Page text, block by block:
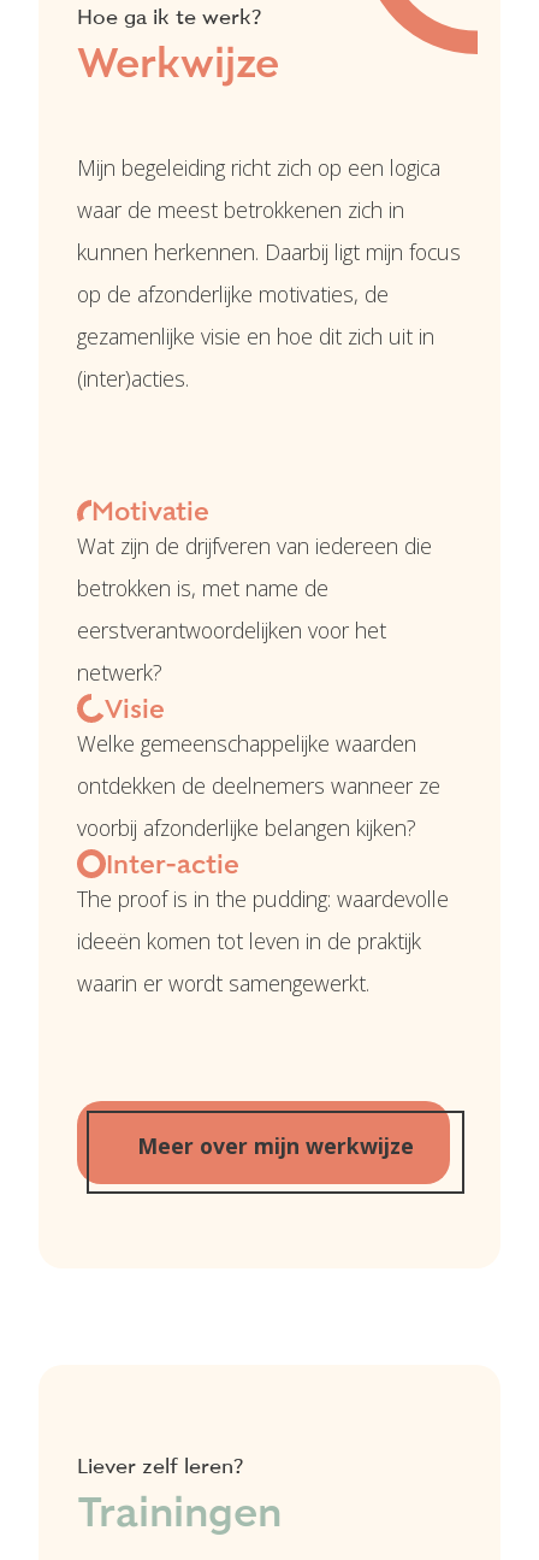
Hoe ga ik te werk?
Werkwijze
Mijn begeleiding richt zich op een logica
waar de meest betrokkenen zich in
kunnen herkennen. Daarbij ligt mijn focus
op de afzonderlijke motivaties, de
gezamenlijke visie en hoe dit zich uit in
(inter)acties.
Motivatie
Wat zijn de drijfveren van iedereen die
betrokken is, met name de
eerstverantwoordelijken voor het
netwerk?
Visie
Welke gemeenschappelijke waarden
ontdekken de deelnemers wanneer ze
voorbij afzonderlijke belangen kijken?
Inter-actie
The proof is in the pudding: waardevolle
ideeën komen tot leven in de praktijk
waarin er wordt samengewerkt.
Meer over mijn werkwijze
Liever zelf leren?
Trainingen